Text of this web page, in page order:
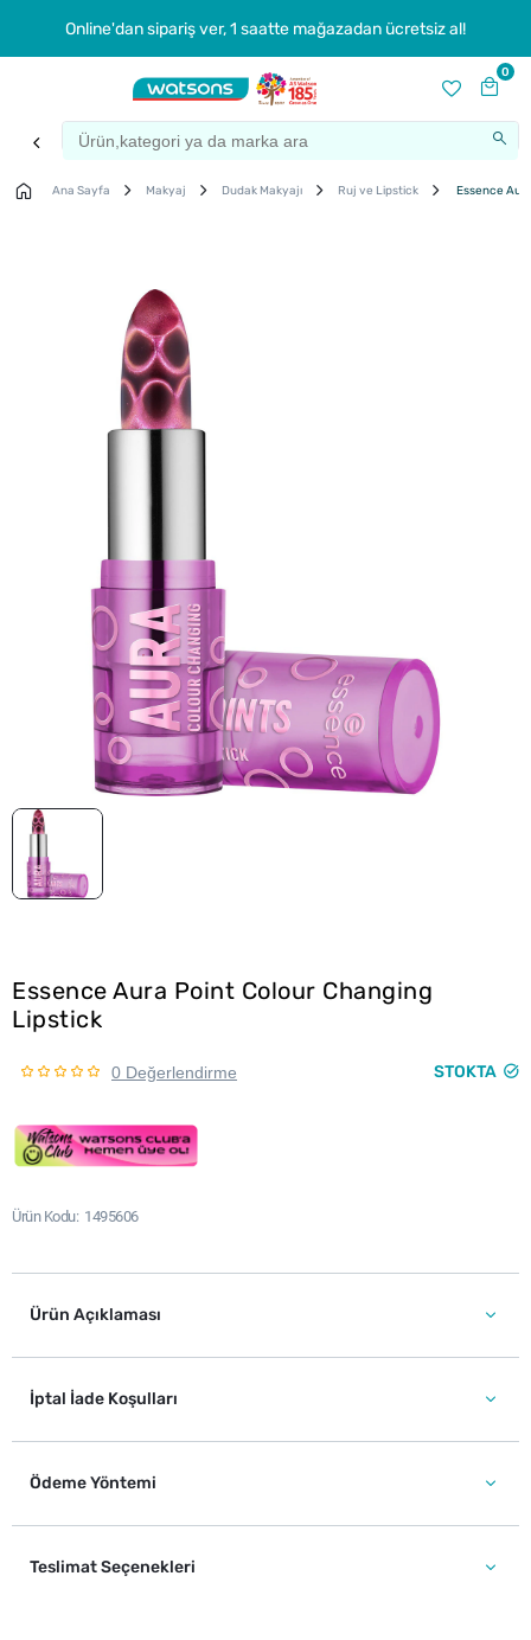
Online'dan sipariş ver, 1 saatte mağazadan ücretsiz al!
0
Ana Sayfa Makyaj Dudak Makyajı Ruj ve Lipstick Essence
Essence Aura Point Colour Changing
Lipstick
0 Değerlendirme STOKTA
Ürün Kodu 1495606
Ürün Açıklaması
İptal İade Koşulları
Ödeme Yöntemi
Teslimat Seçenekleri